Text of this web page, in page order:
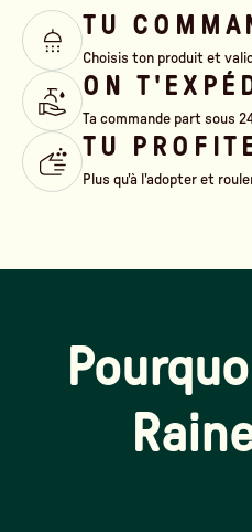
TU
Choisis ton produit et
ON
Ta commande part sous
TU
Plus qu'à l'adopter et